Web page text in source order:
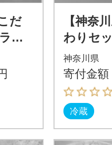
だ
ン
用
ッ
で配
【神奈
わりセ
ド豚焼
モと鎌
ッシン
で配送】
神奈川県
寄付金額
冷蔵